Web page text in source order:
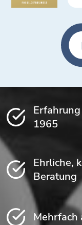
1965
Ehrliche,
Beratung
Mehrfach